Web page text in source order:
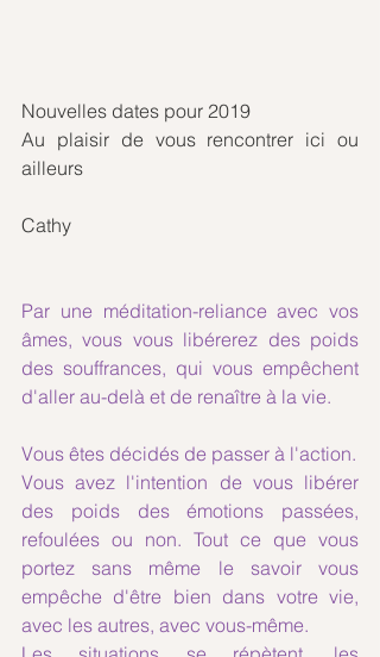
Nouvelles dates pour 2019
Au plaisir de vous rencontrer ici ou
ailleurs
Cathy
Par une méditation-reliance avec vos
âmes, vous vous libérerez des poids
des souffrances, qui vous empêchent
d'aller au-delà et de renaître à la vie.
Vous êtes décidés de passer à l'action.
Vous avez l'intention de vous libérer
des poids des émotions passées,
refoulées ou non. Tout ce que vous
portez sans même le savoir vous
empêche d'être bien dans votre vie,
avec les autres, avec vous-même.